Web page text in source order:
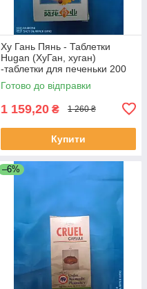
Ху Гань Пянь - Таблетки
Hugan (ХуГан, хуган)
-таблетки для печеньки 200
шт.
Готово до відправки
1 159,20 ₴ 1 260 ₴
Купити
–6%